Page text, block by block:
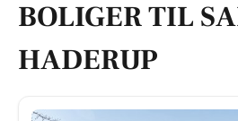
BOLIGER TIL
HADERUP